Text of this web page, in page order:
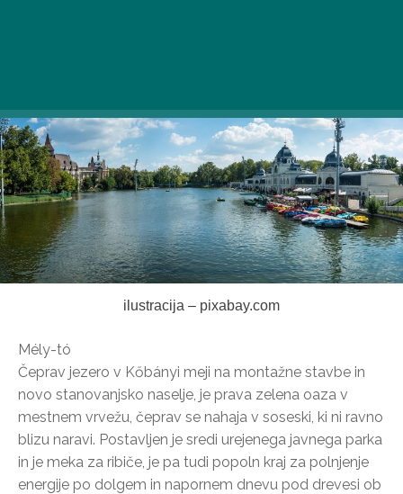
ilustracija – pixabay.com
Mély-tó
Čeprav jezero v Kőbányi meji na montažne stavbe in
novo stanovanjsko naselje, je prava zelena oaza v
mestnem vrvežu, čeprav se nahaja v soseski, ki ni ravno
blizu naravi. Postavljen je sredi urejenega javnega parka
in je meka za ribiče, je pa tudi popoln kraj za polnjenje
energije po dolgem in napornem dnevu pod drevesi ob